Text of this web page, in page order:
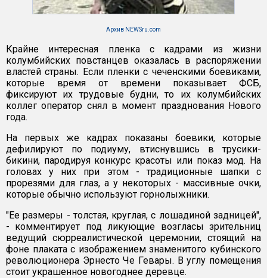
Архив NEWSru.com
Крайне интересная пленка с кадрами из жизни
колумбийских повстанцев оказалась в распоряжении
властей страны. Если пленки с чеченскими боевиками,
которые время от времени показывает ФСБ,
фиксируют их трудовые будни, то их колумбийских
коллег оператор снял в момент празднования Нового
года.
На первых же кадрах показаны боевики, которые
дефилируют по подиуму, втиснувшись в трусики-
бикини, пародируя конкурс красоты или показ мод. На
головах у них при этом - традиционные шапки с
прорезями для глаз, а у некоторых - массивные очки,
которые обычно используют горнолыжники.
"Ее размеры - толстая, круглая, с лошадиной задницей",
- комментирует под ликующие возгласы зрительниц
ведущий сюрреалистической церемонии, стоящий на
фоне плаката с изображением знаменитого кубинского
революционера Эрнесто Че Гевары. В углу помещения
стоит украшенное новогоднее деревце.